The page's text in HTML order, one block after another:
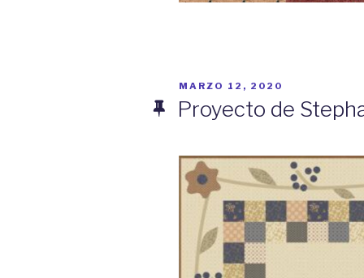
PUBLICADO
EL
MARZO 12, 2020
Proyecto de